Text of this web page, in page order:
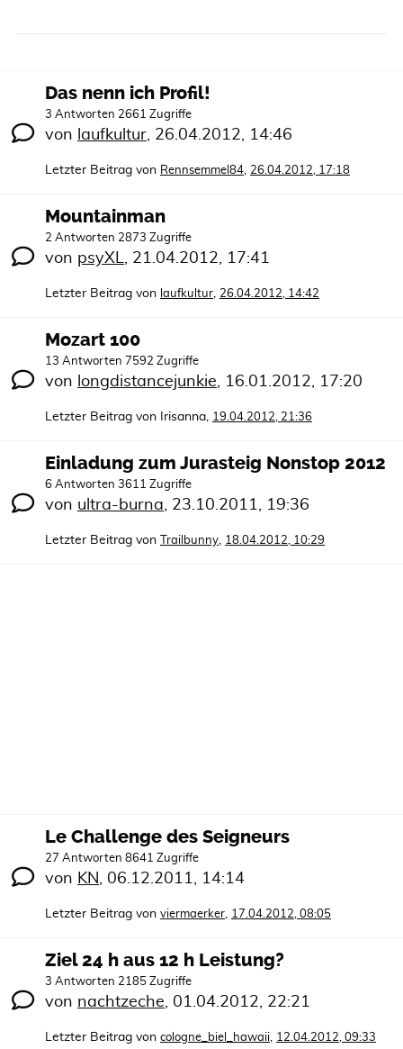
Das nenn ich Profil!
3 Antworten 2661 Zugriffe
von laufkultur, 26.04.2012, 14:46
Letzter Beitrag von Rennsemmel84, 26.04.2012, 17:18
Mountainman
2 Antworten 2873 Zugriffe
von psyXL, 21.04.2012, 17:41
Letzter Beitrag von laufkultur, 26.04.2012, 14:42
Mozart 100
13 Antworten 7592 Zugriffe
von longdistancejunkie, 16.01.2012, 17:20
Letzter Beitrag von Irisanna, 19.04.2012, 21:36
Einladung zum Jurasteig Nonstop 2012
6 Antworten 3611 Zugriffe
von ultra-burna, 23.10.2011, 19:36
Letzter Beitrag von Trailbunny, 18.04.2012, 10:29
Le Challenge des Seigneurs
27 Antworten 8641 Zugriffe
von KN, 06.12.2011, 14:14
Letzter Beitrag von viermaerker, 17.04.2012, 08:05
Ziel 24 h aus 12 h Leistung?
3 Antworten 2185 Zugriffe
von nachtzeche, 01.04.2012, 22:21
Letzter Beitrag von cologne_biel_hawaii, 12.04.2012, 09:33